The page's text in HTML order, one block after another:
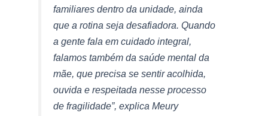
familiares dentro da unidade, ainda
que a rotina seja desafiadora. Quando
a gente fala em cuidado integral,
falamos também da saúde mental da
mãe, que precisa se sentir acolhida,
ouvida e respeitada nesse processo
de fragilidade”, explica Meury